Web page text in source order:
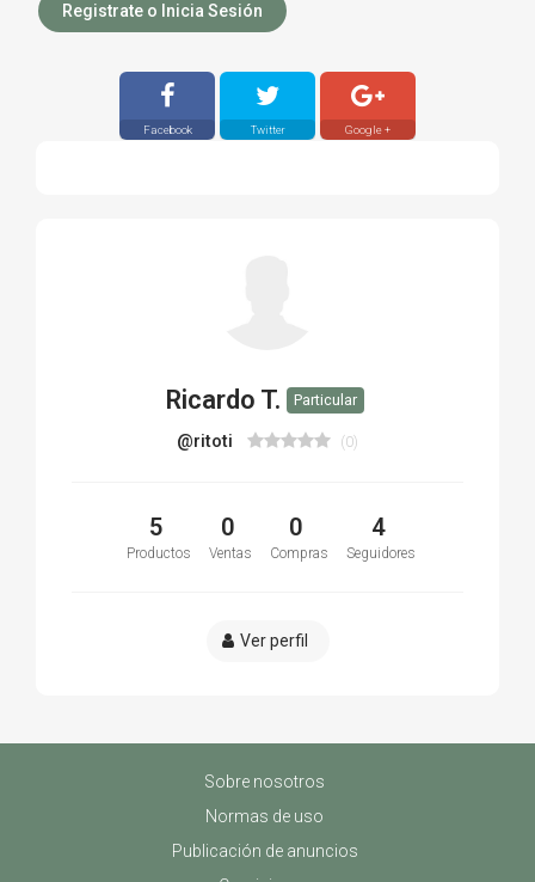
Registrate o Inicia Sesión
Facebook Twitter Google +
Ricardo T. Particular
@ritoti (0)
5
Productos
0
Ventas
0
Compras
4
Seguidores
Ver perfil
Sobre nosotros
Normas de uso
Publicación de anuncios